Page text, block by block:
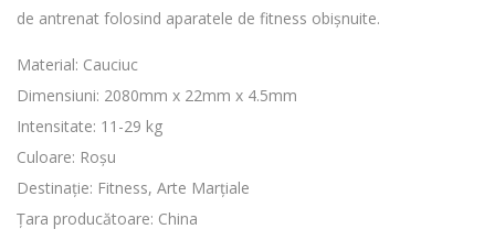
de antrenat folosind aparatele de fitness obișnuite.
Material: Cauciuc
Dimensiuni: 2080mm x 22mm x 4.5mm
Intensitate: 11-29 kg
Culoare: Roșu
Destinație: Fitness, Arte Marțiale
Țara producătoare: China